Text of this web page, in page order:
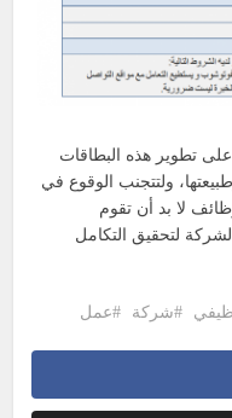
تطوير هذه البطاقات
ولتتجنب الوقوع في
لا بد أن تقوم
لتحقيق التكامل
شركة عمل